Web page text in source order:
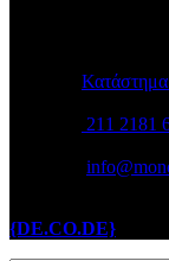
211 2181
{DE.CO.DE}